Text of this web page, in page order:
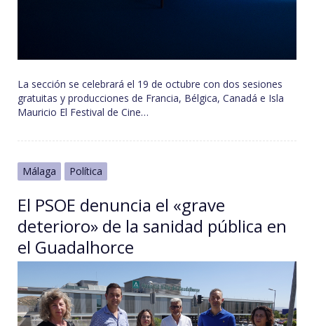
La sección se celebrará el 19 de octubre con dos sesiones
gratuitas y producciones de Francia, Bélgica, Canadá e Isla
Mauricio El Festival de Cine…
Málaga Política
El PSOE denuncia el «grave
deterioro» de la sanidad pública en
el Guadalhorce